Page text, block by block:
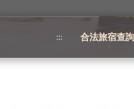
::: 合法旅宿查詢